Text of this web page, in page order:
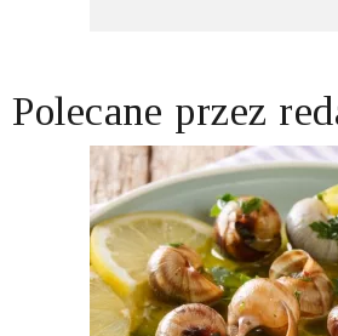
Polecane przez